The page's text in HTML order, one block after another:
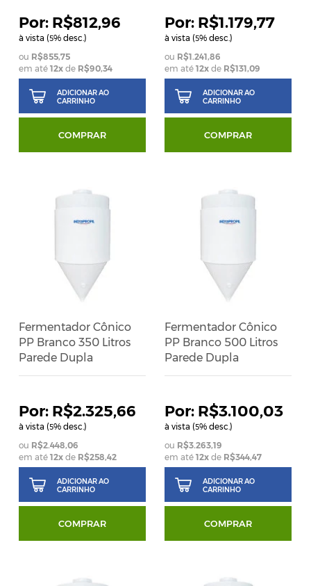
R$812,96
à vista (5% desc.)
R$855,75
em até12x de R$90,34
ADICIONAR AO
CARRINHO
COMPRAR
R$1.179,77
à vista (5% desc.)
R$1.241,86
em até 12xde R$131,09
ADICIONAR AO
CARRINHO
COMPRAR
Fermentador Cônico
PP Branco 350 Litros
Parede Dupla
R$2.325,66
à vista (5% desc.)
R$2.448,06
em até12x de R$258,42
ADICIONAR AO
CARRINHO
COMPRAR
Fermentador Cônico
PP Branco 500 Litros
Parede Dupla
R$3.100,03
à vista (5% desc.)
R$3.263,19
em até 12xde R$344,47
ADICIONAR AO
CARRINHO
COMPRAR